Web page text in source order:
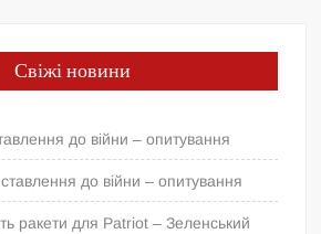
Свіжі новини
до війни – опитування
до війни – опитування
ракети для Patriot – Зеленський